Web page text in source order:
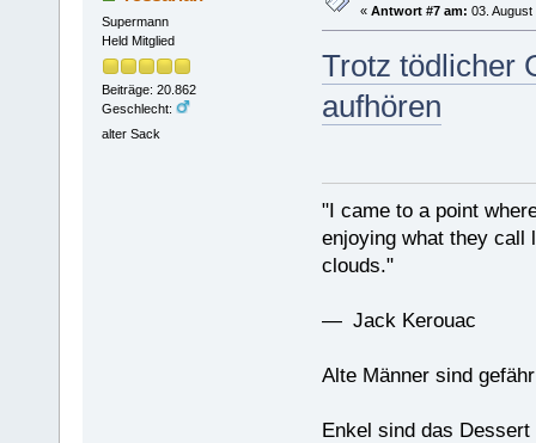
Supermann
Held Mitglied
Beiträge: 20.862
Geschlecht:
alter Sack
« Antwort #7 am: 03. August
Trotz tödlicher
aufhören
"I came to a point
enjoying what they call
clouds."
— Jack Kerouac
Alte Männer sind
Enkel sind das Dessert